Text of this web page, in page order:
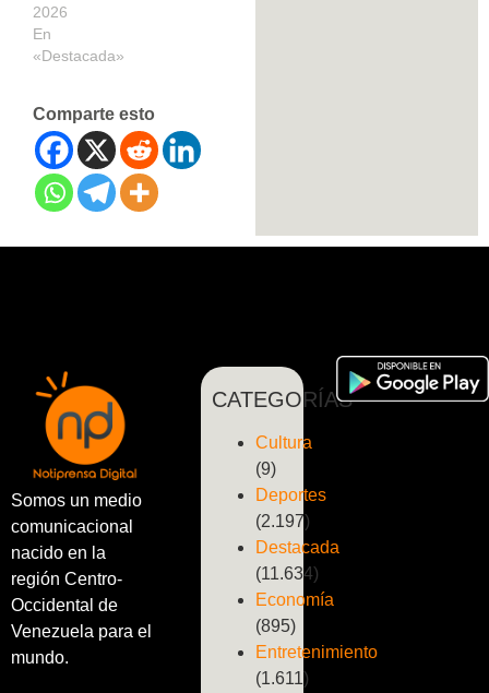
2026
En
«Destacada»
Comparte esto
Somos un medio
comunicacional
nacido en la
región Centro-
Occidental de
Venezuela para el
mundo.
CATEGORÍAS
Cultura
(9)
Deportes
(2.197)
Destacada
(11.634)
Economía
(895)
Entretenimiento
(1.611)